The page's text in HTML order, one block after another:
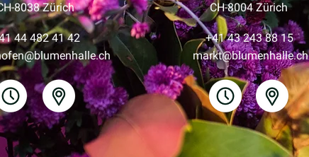
8038 Zürich
44 482 41 42
CH-8004 Zürich
+41 43 243 88 15
markt@blumenhalle.ch